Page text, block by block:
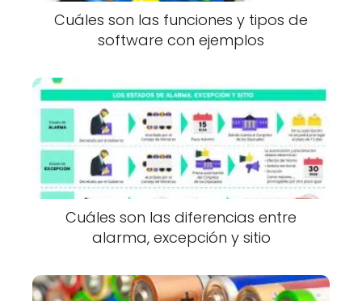
Cuáles son las funciones y tipos de
software con ejemplos
Cuáles son las diferencias entre
alarma, excepción y sitio